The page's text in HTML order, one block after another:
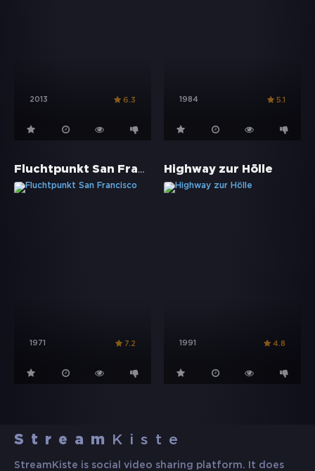
2013 6.3 1984 5.1
Fluchtpunkt San Francisco
1971 7.2
Highway zur Hölle
1991 4.8
Stream Kiste
StreamKiste is social video sharing platform. It does